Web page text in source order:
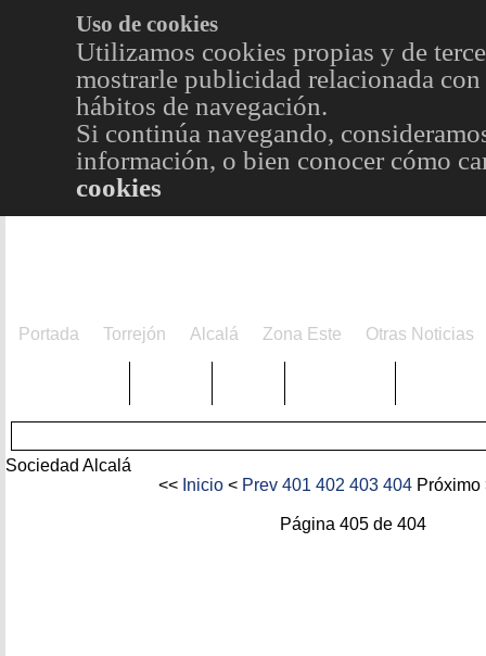
Uso de cookies
Utilizamos cookies propias y de
mostrarle publicidad relacionada
hábitos de navegación.
Si continúa navegando,
información, o bien conocer cómo
cookies
Portada Torrejón Alcalá Zona Este Otras Noticias
Sociedad Alcalá
<< Inicio< Prev 401 402 403 404 Próximo
Página 405 de 404